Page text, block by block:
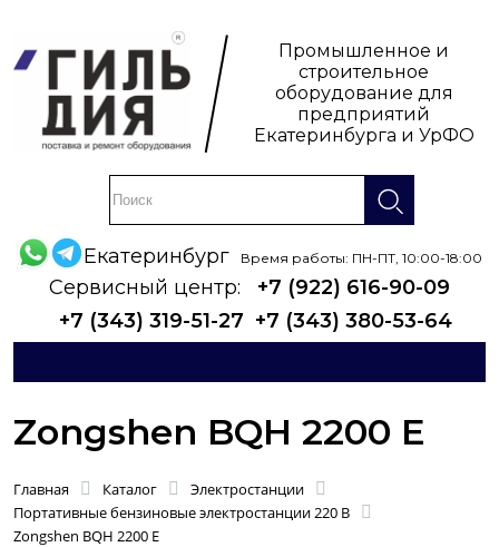
Промышленное и
строительное
оборудование для
предприятий
Екатеринбурга и УрФО
Екатеринбург Время работы: ПН-ПТ, 10:00-18:00
Сервисный центр:
+7 (922) 616-90-09
+7 (343) 319-51-27 +7 (343) 380-53-64
Zongshen BQH 2200 E
Главная Каталог
Электростанции
Портативные бензиновые электростанции 220 В
Zongshen BQH 2200 E